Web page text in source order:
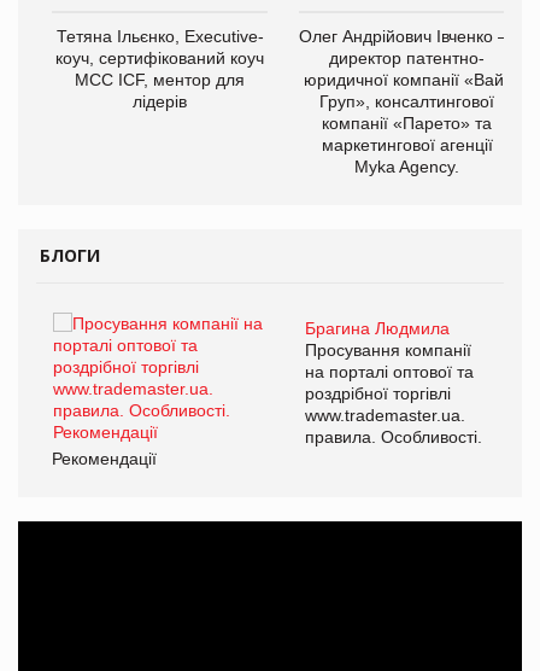
Тетяна Ільєнко, Executive-
коуч, сертифікований коуч
МСС ICF, ментор для
лідерів
Олег Андрійович Івченко —
директор патентно-
юридичної компанії «Вайз
Груп», консалтингової
компанії «Парето» та
маркетингової агенції
Myka Agency.
БЛОГИ
Брагина Людмила
Просування компанії
на порталі оптової та
роздрібної торгівлі
www.trademaster.ua.
правила. Особливості.
Рекомендації